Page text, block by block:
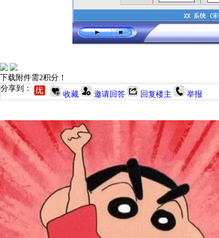
下载附件需2积分！
分享到：
收藏 邀请回答 回复楼主 举报